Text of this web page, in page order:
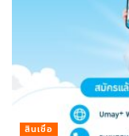
สินเชื่อ